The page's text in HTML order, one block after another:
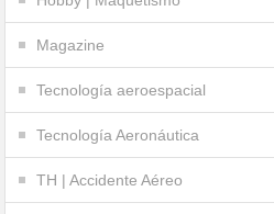
Magazine
Tecnología aeroespacial
Tecnología Aeronáutica
TH | Accidente Aéreo